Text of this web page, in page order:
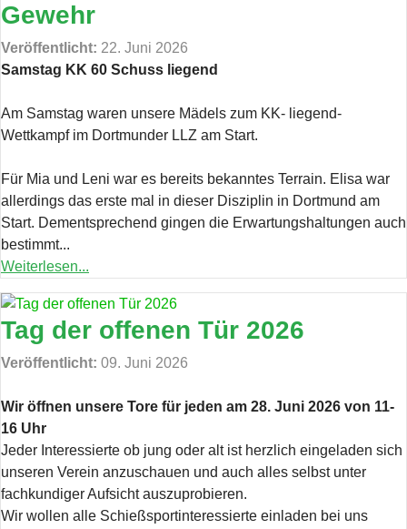
Gewehr
Veröffentlicht: 22. Juni 2026
Samstag KK 60 Schuss liegend
Am Samstag waren unsere Mädels zum KK- liegend-
Wettkampf im Dortmunder LLZ am Start.
Für Mia und Leni war es bereits bekanntes Terrain. Elisa war
allerdings das erste mal in dieser Disziplin in Dortmund am
Start. Dementsprechend gingen die Erwartungshaltungen auch
bestimmt...
Weiterlesen...
Tag der offenen Tür 2026
Veröffentlicht: 09. Juni 2026
Wir öffnen unsere Tore für jeden am 28. Juni 2026 von 11-
16 Uhr
Jeder Interessierte ob jung oder alt ist herzlich eingeladen sich
unseren Verein anzuschauen und auch alles selbst unter
fachkundiger Aufsicht auszuprobieren.
Wir wollen alle Schießsportinteressierte einladen bei uns